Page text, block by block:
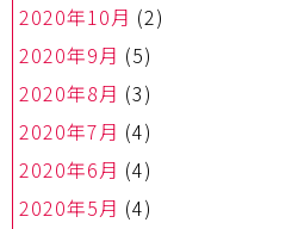
2020年10月 (2)
2020年9月 (5)
2020年8月 (3)
2020年7月 (4)
2020年6月 (4)
2020年5月 (4)